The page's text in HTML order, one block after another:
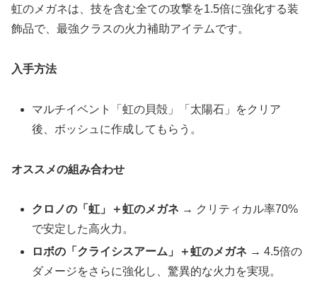
虹のメガネは、技を含む全ての攻撃を1.5倍に強化する装
飾品で、最強クラスの火力補助アイテムです。
入手方法
マルチイベント「虹の貝殻」「太陽石」をクリア
後、ボッシュに作成してもらう。
オススメの組み合わせ
クロノの「虹」＋虹のメガネ → クリティカル率70%
で安定した高火力。
ロボの「クライシスアーム」＋虹のメガネ → 4.5倍の
ダメージをさらに強化し、驚異的な火力を実現。